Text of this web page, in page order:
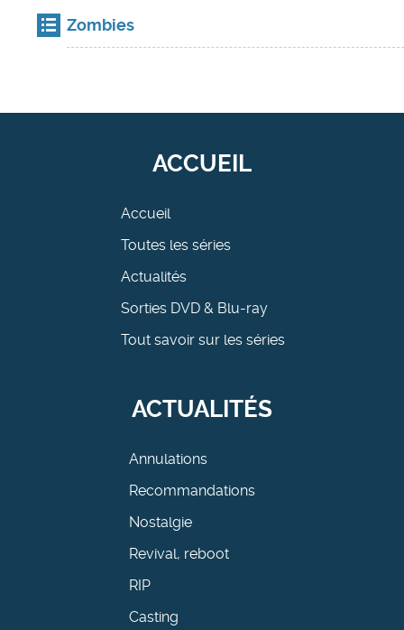
Zombies
ACCUEIL
Accueil
Toutes les séries
Actualités
Sorties DVD & Blu-ray
Tout savoir sur les séries
ACTUALITÉS
Annulations
Recommandations
Nostalgie
Revival, reboot
RIP
Casting